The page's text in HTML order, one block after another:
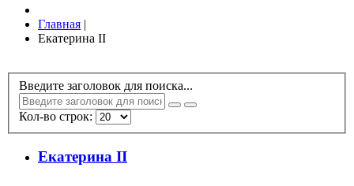
Главная |
Екатерина II
Введите заголовок для поиска...
Кол-во строк:
Екатерина II